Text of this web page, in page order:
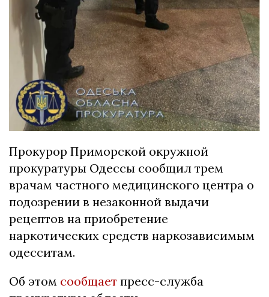
Прокурор Приморской окружной
прокуратуры Одессы сообщил трем
врачам частного медицинского центра о
подозрении в незаконной выдачи
рецептов на приобретение
наркотических средств наркозависимым
одесситам.
Об этом сообщает пресс-служба